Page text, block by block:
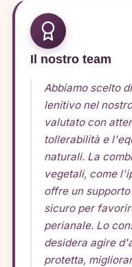
Il nostro team
Abbiamo scelto
lenitivo nel
valutato con
tollerabilità e
naturali. La
vegetali, come
offre un
sicuro per
perianale. Lo
desidera agire
protetta,